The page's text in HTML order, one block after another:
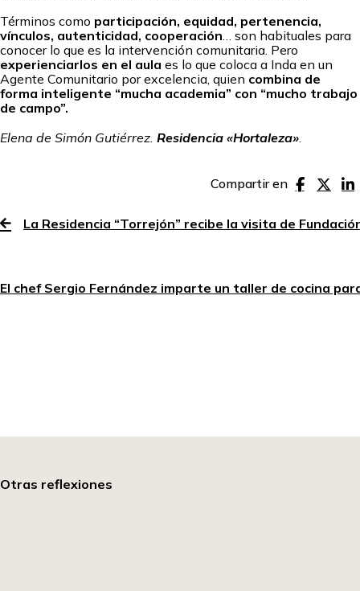
Términos como participación, equidad, pertenencia,
vínculos, autenticidad, cooperación … son habituales para
conocer lo que es la intervención comunitaria. Pero
experienciarlos en el aula es lo que coloca a Inda en un
Agente Comunitario por excelencia, quien combina de
forma inteligente “mucha academia” con “mucho trabajo
de campo”.
Elena de Simón Gutiérrez. Residencia «Hortaleza».
Compartir en
La Residencia “Torrejón” recibe la visita de
El chef Sergio Fernández imparte un taller de cocina
Otras reflexiones